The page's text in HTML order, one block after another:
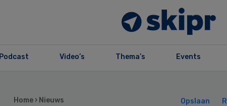
Podcast Video’s Thema’s Events
Home › Nieuws Opslaan